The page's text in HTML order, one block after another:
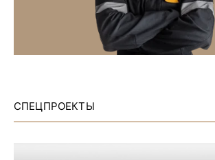
СПЕЦПРОЕКТЫ